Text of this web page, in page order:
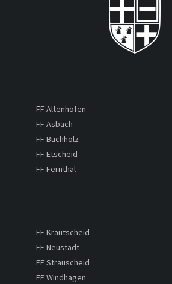
FF Altenhofen
FF Asbach
FF Buchholz
FF Etscheid
FF Fernthal
FF Krautscheid
FF Neustadt
FF Strauscheid
FF Windhagen